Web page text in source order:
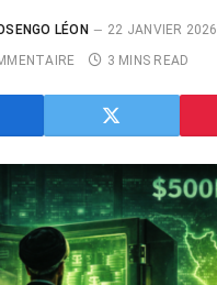
LÉON
22 JANVIER 2026
3 MINS READ